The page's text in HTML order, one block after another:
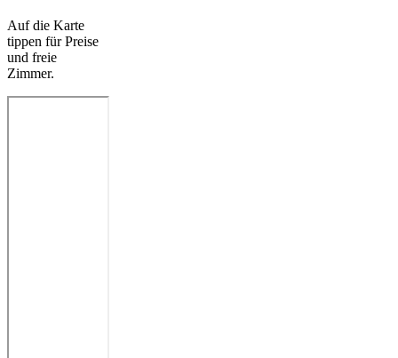
Auf die Karte
tippen für Preise
und freie
Zimmer.